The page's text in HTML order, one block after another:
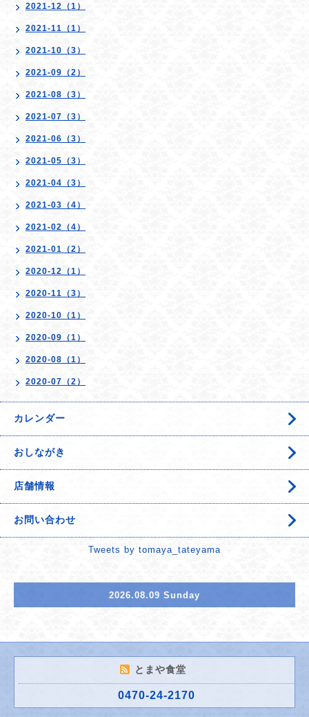
2021-12（1）
2021-11（1）
2021-10（3）
2021-09（2）
2021-08（3）
2021-07（3）
2021-06（3）
2021-05（3）
2021-04（3）
2021-03（4）
2021-02（4）
2021-01（2）
2020-12（1）
2020-11（3）
2020-10（1）
2020-09（1）
2020-08（1）
2020-07（2）
カレンダー
おしながき
店舗情報
お問い合わせ
Tweets by tomaya_tateyama
2026.08.09 Sunday
とまや食堂
0470-24-2170